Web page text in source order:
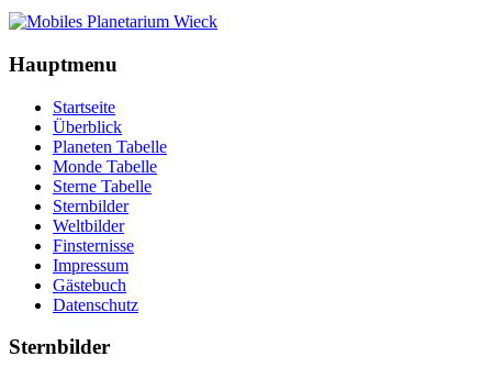
Hauptmenu
Startseite
Überblick
Planeten Tabelle
Monde Tabelle
Sterne Tabelle
Sternbilder
Weltbilder
Finsternisse
Impressum
Gästebuch
Datenschutz
Sternbilder